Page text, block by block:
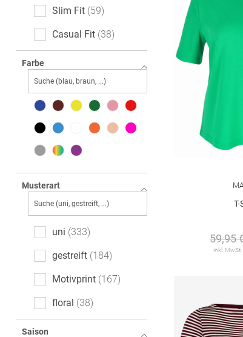
Slim Fit 59
Casual Fit 38
Boxy Fit 22
Classic Fit 21
Feminine Fit 17
Oversized
Body Fit 10
Straight Fit 9
Wide Fit 2
Farbe
Musterart
uni 333
gestreift 184
Motivprint 167
floral 38
Saison
T-
59,95
inkl. MwSt.